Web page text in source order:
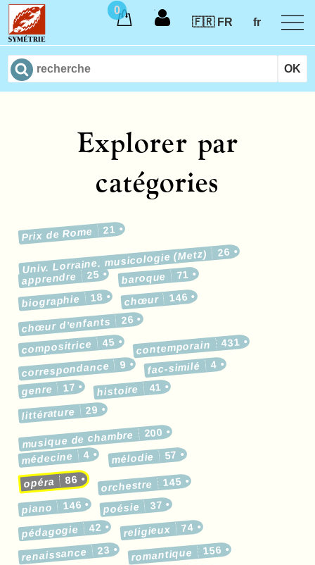
0
🇫🇷 FR
fr
Explorer par
catégories
Prix de Rome 21
Univ. Lorraine, musicologie (Metz) 26
apprendre 25 baroque 71
biographie 18 chœur 146
chœur d’enfants 26
compositrice 45 contemporain 431
correspondance 9 fac-similé 4
genre 17 histoire 41
littérature 29
musique de chambre 200
médecine 4 mélodie 57
opéra 86 orchestre 145
piano 146 poésie 37
pédagogie 42 religieux 74
renaissance 23 romantique 156